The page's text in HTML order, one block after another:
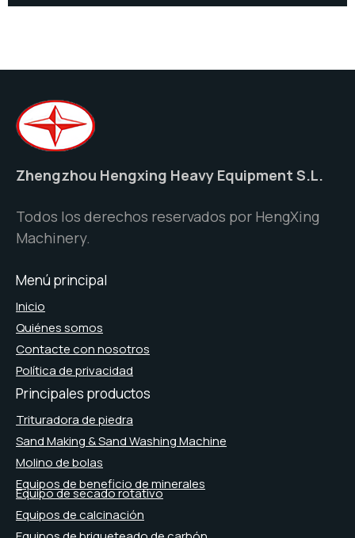
Zhengzhou Hengxing Heavy Equipment S.L.
Todos los derechos reservados por HengXing
Machinery.
Menú principal
Inicio
Quiénes somos
Contacte con nosotros
Política de privacidad
Principales productos
Trituradora de piedra
Sand Making & Sand Washing Machine
Molino de bolas
Equipos de beneficio de minerales
Equipo de secado rotativo
Equipos de calcinación